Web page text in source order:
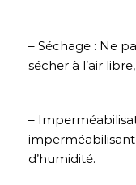
– Séchage : Ne
sécher à l’air
–
d’humidité.